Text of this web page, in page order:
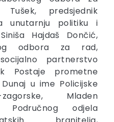
predsjednik
unutarnju politiku i
Hajdaš Dončić,
odbora za rad,
partnerstvo
Postaje prometne
u ime Policijske
Mladen
odjela